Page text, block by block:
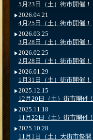
5月23日（土）街市開催！
2026.04.21
4月25日（土）街市開催！
2026.03.25
3月28日（土）街市開催！
2026.02.25
2月28日（土）街市開催！
2026.01.29
1月31日（土）街市開催！
2025.12.15
12月20日（土）街市開催！
2025.11.18
11月22日（土）街市開催！
2025.10.28
11月1日（土）大街市祭開